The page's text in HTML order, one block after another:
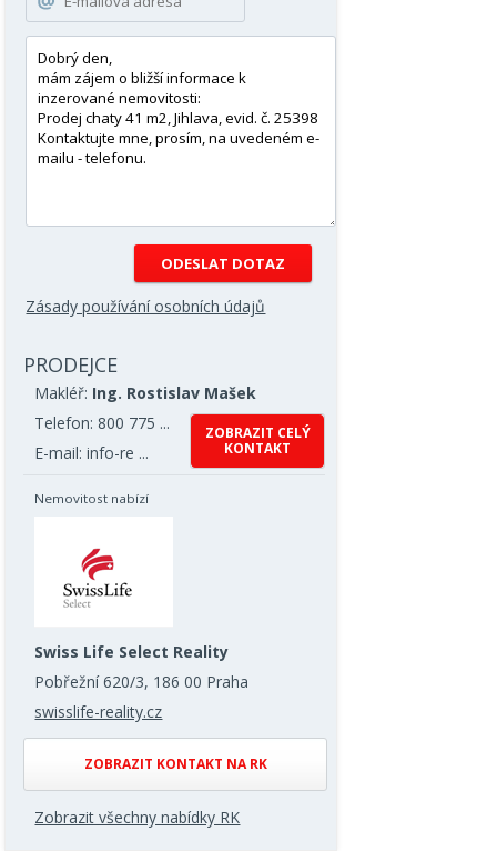
Zásady používání osobních údajů
PRODEJCE
Makléř: Ing. Rostislav Mašek
Telefon: 800 775 ...
E-mail: info-re ...
ZOBRAZIT CELÝ
KONTAKT
Nemovitost nabízí
Swiss Life Select Reality
Pobřežní 620/3, 186 00 Praha
swisslife-reality.cz
ZOBRAZIT KONTAKT NA RK
Zobrazit všechny nabídky RK